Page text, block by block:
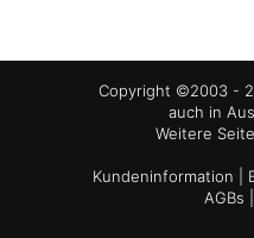
Copyright ©2003 -
auch in
Weitere
Kundeninformation |
AGBs